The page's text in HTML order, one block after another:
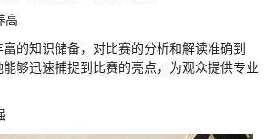
高
的知识储备，对比赛的分析和解读准确到
够迅速捕捉到比赛的亮点，为观众提供专业